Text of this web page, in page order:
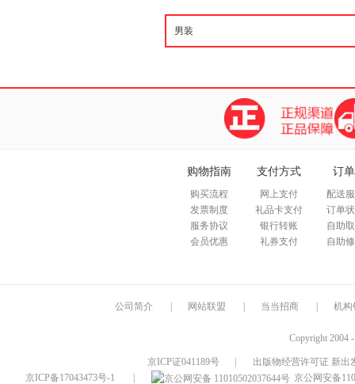
购物指南
购买流程
发票制度
服务协议
会员优惠
支付方式
网上支付
礼品卡支付
银行转账
礼券支付
订
配送
订单
自助
自助
公司简介 网站联盟 当当招商 机构
Copyright 2004
京ICP证041189号
出版物经营许可证 新出
京ICP备17043473号-1
京公网安备